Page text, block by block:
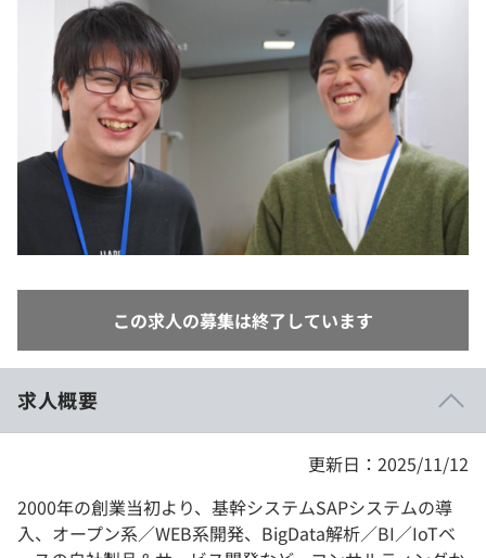
インタビュー
就活成功ガイド
リファレンス
プラン
個人向けプラン
法人向けプラン
学校向けプラン
再チャレンジ結果一覧
paiza times
note
この求人の募集は終了しています
求人概要
更新日：2025/11/12
2000年の創業当初より、基幹システムSAPシステムの導
入、オープン系／WEB系開発、BigData解析／BI／IoTベ